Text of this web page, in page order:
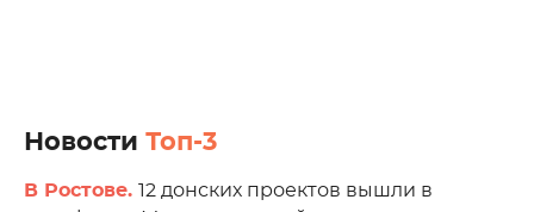
Новости Топ-3
В Ростове. 12 донских проектов вышли в